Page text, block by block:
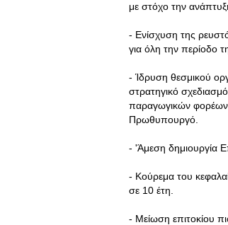
με στόχο την
- Ενίσχυση της
για όλη την περίοδο
- Ίδρυση θεσμικού
στρατηγικό
παραγωγικών φορέων
Πρωθυπουργό.
- 'Άμεση δημιουργία
- Κούρεμα του
σε 10 έτη.
- Μείωση επιτοκίου